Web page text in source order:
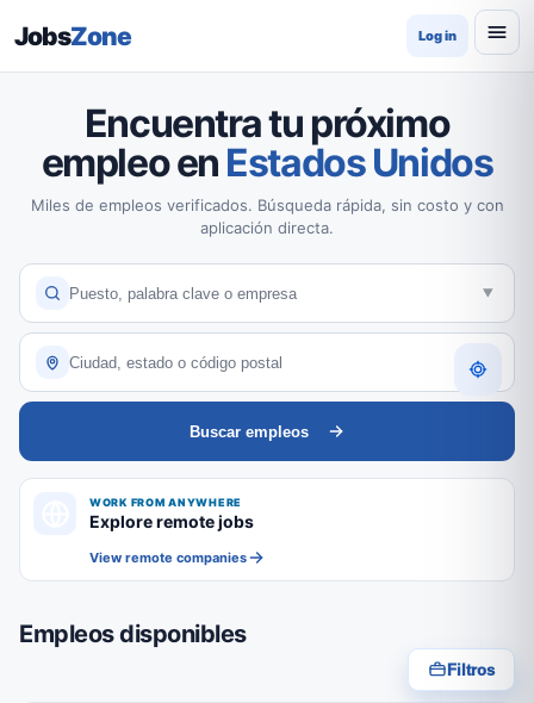
JobsZone Log in
Encuentra tu próximo
empleo en Estados Unidos
Miles de empleos verificados. Búsqueda rápida, sin costo y con
aplicación directa.
Buscar empleos
WORK FROM ANYWHERE
Explore remote jobs
View remote companies
Empleos disponibles
Filtros